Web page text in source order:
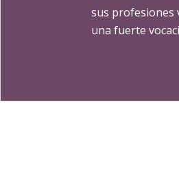
sus profesiones
una fuerte